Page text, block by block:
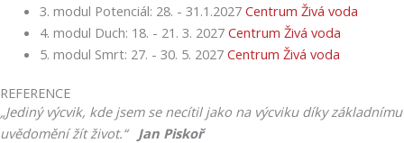
3. modul Potenciál: 28. - 31.1.2027 Centrum Živá voda
4. modul Duch: 18. - 21. 3. 2027 Centrum Živá voda
5. modul Smrt: 27. - 30. 5. 2027 Centrum Živá voda
REFERENCE
„Jediný výcvik, kde jsem se necítil jako na výcviku díky základnímu
uvědomění žít život.“
Jan Piskoř